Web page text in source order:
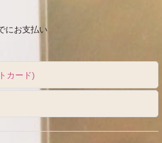
にお支払い
カード)